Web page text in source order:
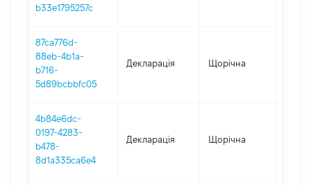
b33e1795257c
87ca776d-
88eb-4b1a-
b716-
5d89bcbbfc05
Декларація Щорічна
4b84e6dc-
0197-4283-
b478-
8d1a335ca6e4
Декларація Щорічна